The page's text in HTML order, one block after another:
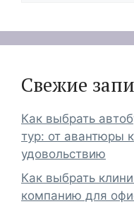
Свежие
Как выбрать
тур: от авантюры к
удовольствию
Как выбрать
компанию для